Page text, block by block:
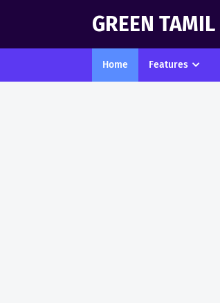
GREEN TAMIL
Home Features